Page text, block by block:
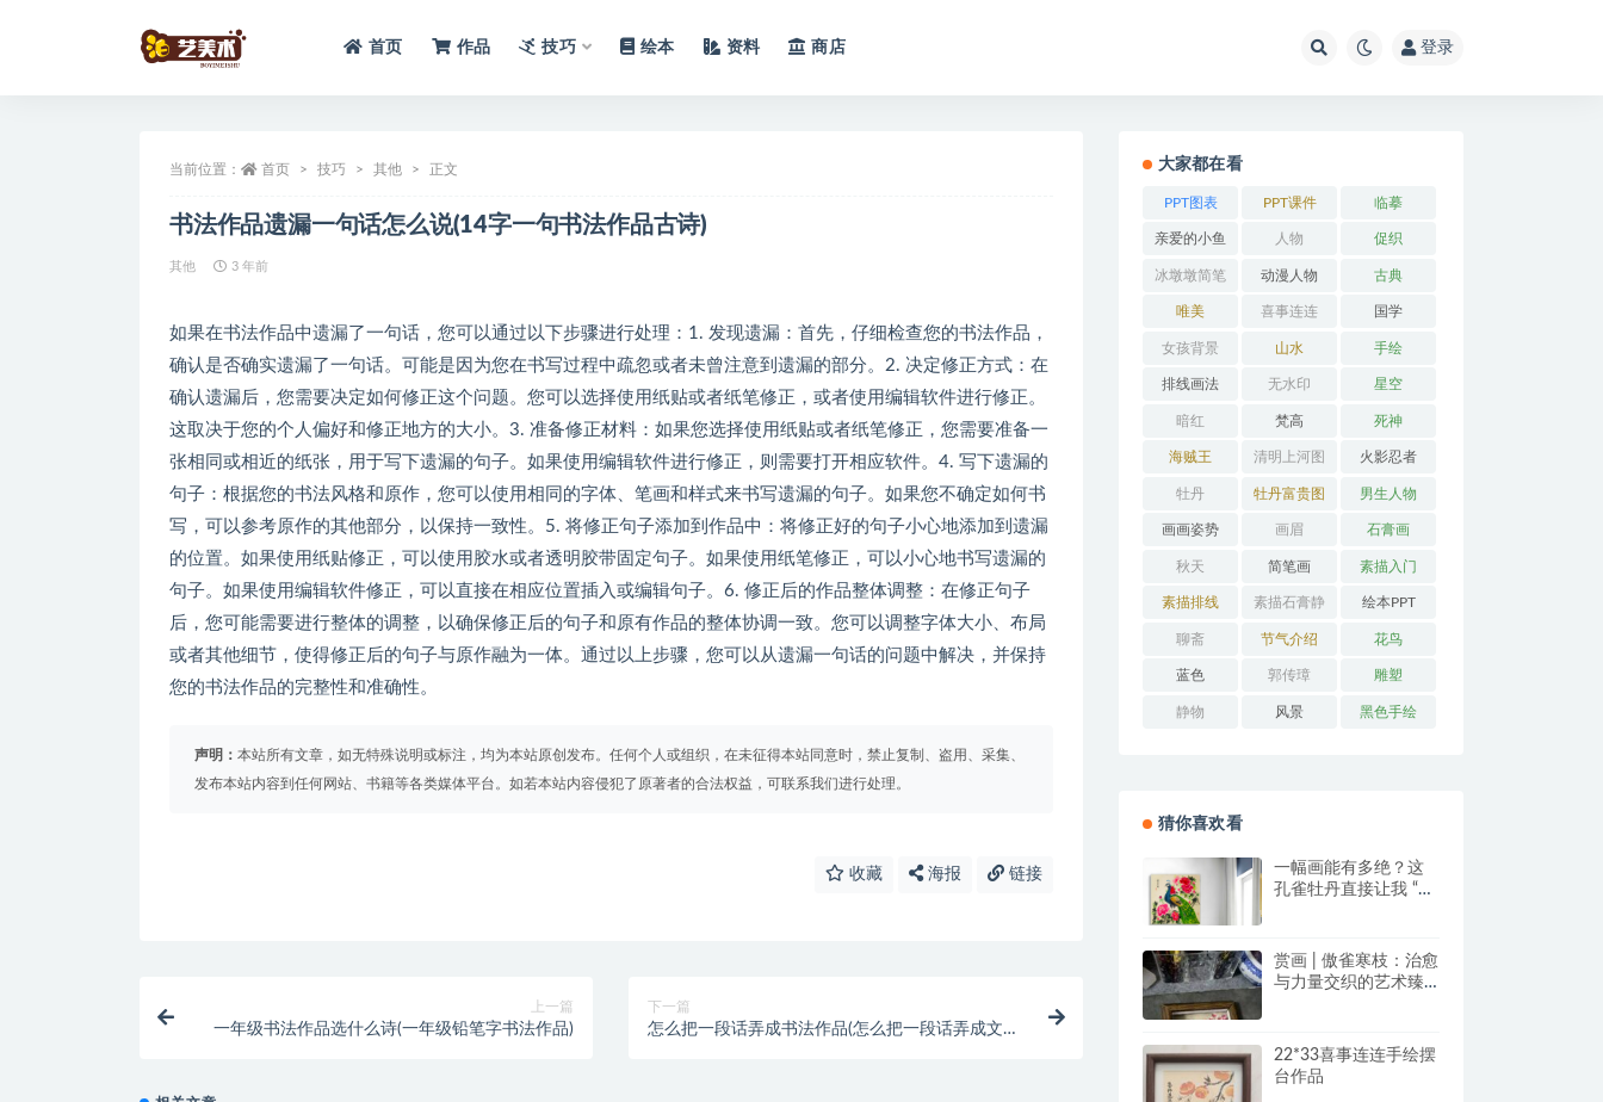
首页 作品 技巧 绘本 资料 商店 登录
当前位置： 首页 技巧 其他 正文
书法作品遗漏一句话怎么说(14字一句书法作品古诗)
其他 3 年前
如果在书法作品中遗漏了一句话，您可以通过以下步骤进行处理：1. 发现遗漏：首先，仔细检查您的书法作品，
确认是否确实遗漏了一句话。可能是因为您在书写过程中疏忽或者未曾注意到遗漏的部分。2. 决定修正方式：在
确认遗漏后，您需要决定如何修正这个问题。您可以选择使用纸贴或者纸笔修正，或者使用编辑软件进行修正。
这取决于您的个人偏好和修正地方的大小。3. 准备修正材料：如果您选择使用纸贴或者纸笔修正，您需要准备一
张相同或相近的纸张，用于写下遗漏的句子。如果使用编辑软件进行修正，则需要打开相应软件。4. 写下遗漏的
句子：根据您的书法风格和原作，您可以使用相同的字体、笔画和样式来书写遗漏的句子。如果您不确定如何书
写，可以参考原作的其他部分，以保持一致性。5. 将修正句子添加到作品中：将修正好的句子小心地添加到遗漏
的位置。如果使用纸贴修正，可以使用胶水或者透明胶带固定句子。如果使用纸笔修正，可以小心地书写遗漏的
句子。如果使用编辑软件修正，可以直接在相应位置插入或编辑句子。6. 修正后的作品整体调整：在修正句子
后，您可能需要进行整体的调整，以确保修正后的句子和原有作品的整体协调一致。您可以调整字体大小、布局
或者其他细节，使得修正后的句子与原作融为一体。通过以上步骤，您可以从遗漏一句话的问题中解决，并保持
您的书法作品的完整性和准确性。
声明： 本站所有文章，如无特殊说明或标注，均为本站原创发布。任何个人或组织，在未征得本站同意时，禁止复制、盗用、采集、
发布本站内容到任何网站、书籍等各类媒体平台。如若本站内容侵犯了原著者的合法权益，可联系我们进行处理。
收藏 海报 链接
上一篇
一年级书法作品选什么诗(一年级铅笔字书法作品)
下一篇
怎么把一段话弄成书法作品(怎么把一段话弄成文件
大家都在看
PPT图表 PPT课件 临摹
亲爱的小鱼 人物 促织
冰墩墩简笔
画
动漫人物 古典
唯美 喜事连连 国学
女孩背景 山水 手绘
排线画法 无水印 星空
暗红 梵高 死神
海贼王 清明上河图 火影忍者
牡丹 牡丹富贵图 男生人物
画画姿势 画眉 石膏画
秋天 简笔画 素描入门
素描排线 素描石膏静
物
绘本PPT
聊斋 节气介绍 花鸟
蓝色 郭传璋 雕塑
静物 风景 黑色手绘
猜你喜欢看
一幅画能有多绝？这
孔雀牡丹直接让我 “哇
赏画 | 傲雀寒枝：治愈
与力量交织的艺术臻
22*33喜事连连手绘摆
台作品